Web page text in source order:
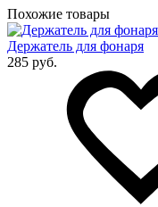
Похожие товары
Держатель для фонаря
285 руб.